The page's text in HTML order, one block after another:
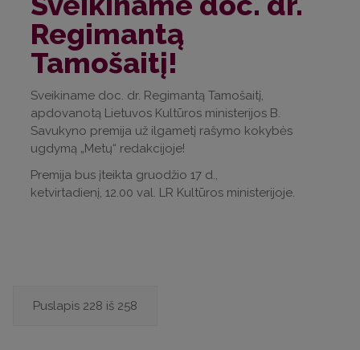
Regimantą
Tamošaitį!
Sveikiname doc. dr. Regimantą Tamošaitį,
apdovanotą Lietuvos Kultūros ministerijos B.
Savukyno premija už ilgametį rašymo kokybės
ugdymą „Metų“ redakcijoje!
Premija bus įteikta gruodžio 17 d.,
ketvirtadienį, 12.00 val. LR Kultūros ministerijoje.
Puslapis 228 iš 258